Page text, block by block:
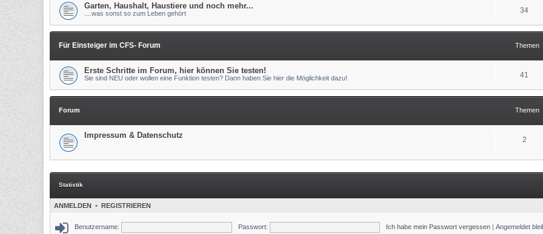
Garten, Haushalt, Haustiere und noch mehr...
....was sonst so zum Leben gehört 34
Für Einsteiger im CFS- Forum Themen
Erste Schritte im Forum, hier können Sie testen!
Sie sind NEU oder wollen eine Funktion testen? Dann haben Sie hier die Möglichkeit dazu! 41
Forum Themen
Impressum & Datenschutz 2
Statistik
ANMELDEN • REGISTRIEREN
Benutzername: Passwort: Ich habe mein Passwort vergessen | Angemeldet